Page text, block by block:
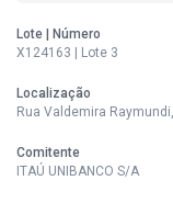
Lote | Número
X124163 | Lote 3
Localização
Rua Valdemira
Comitente
ITAÚ UNIBANCO S/A